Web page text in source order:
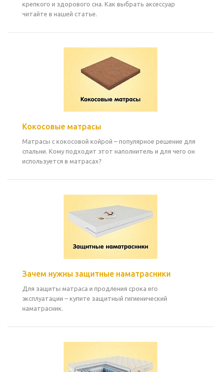
крепкого и здорового сна. Как выбрать аксессуар
читайте в нашей статье.
Кокосовые матрасы
Матрасы с кокосовой койрой – популярное решение для
спальни. Кому подходит этот наполнитель и для чего он
используется в матрасах?
Зачем нужны защитные наматрасники
Для защиты матраса и продления срока его
эксплуатации – купите защитный гигиенический
наматрасник.